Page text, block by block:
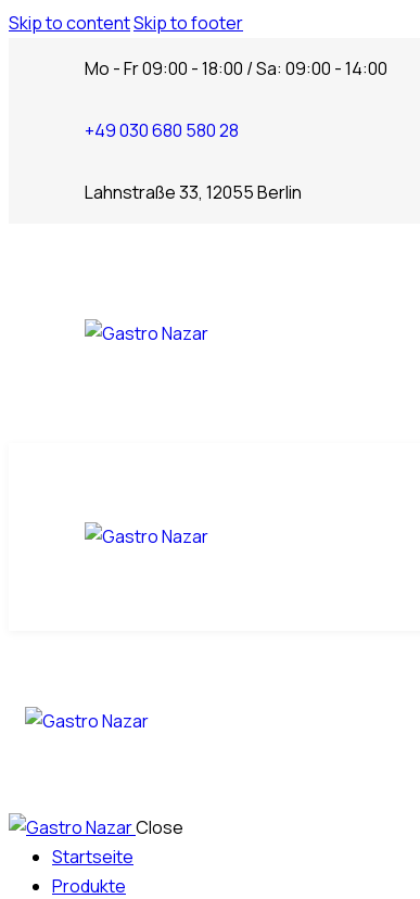
Skip to contentSkip to footer
Mo - Fr 09:00 - 18:00 / Sa: 09:00 - 14:00
+49 030 680 580 28
Lahnstraße 33, 12055 Berlin
Close
Startseite
Produkte